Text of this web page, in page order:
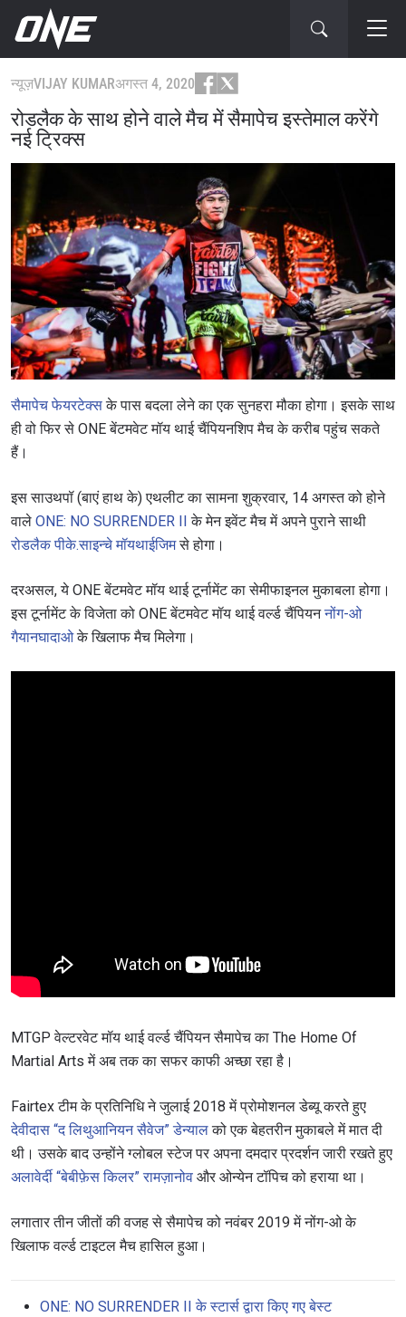
न्यूज़VIJAY KUMARअगस्त 4, 2020
रोडलैक के साथ होने वाले मैच में सैमापेच इस्तेमाल करेंगे
नई ट्रिक्स
सैमापेच फेयरटेक्सके पास बदला लेने का एक सुनहरा मौका होगा। इसके साथ
ही वो फिर से ONE बेंटमवेट मॉय थाई चैंपियनशिप मैच के करीब पहुंच सकते
हैं।
इस साउथपॉ (बाएं हाथ के) एथलीट का सामना शुक्रवार, 14 अगस्त को होने
वाले ONE: NO SURRENDER II के मेन इवेंट मैच में अपने पुराने साथी
रोडलैक पीके.साइन्चे मॉयथाईजिमसे होगा।
दरअसल, ये ONE बेंटमवेट मॉय थाई टूर्नामेंट का सेमीफाइनल मुकाबला होगा।
इस टूर्नामेंट के विजेता को ONE बेंटमवेट मॉय थाई वर्ल्ड चैंपियननोंग-ओ
गैयानघादाओके खिलाफ मैच मिलेगा।
MTGP वेल्टरवेट मॉय थाई वर्ल्ड चैंपियन सैमापेच का The Home Of
Martial Arts में अब तक का सफर काफी अच्छा रहा है।
Fairtex टीम के प्रतिनिधि ने जुलाई 2018 में प्रोमोशनल डेब्यू करते हुए
देवीदास “द लिथुआनियन सैवेज” डेन्यालको एक बेहतरीन मुकाबले में मात दी
थी। उसके बाद उन्होंने ग्लोबल स्टेज पर अपना दमदार प्रदर्शन जारी रखते हुए
अलावेर्दी “बेबीफ़ेस किलर” रामज़ानोव और ओन्येन टॉपिच को हराया था।
लगातार तीन जीतों की वजह से सैमापेच को नवंबर 2019 में नोंग-ओ के
खिलाफ वर्ल्ड टाइटल मैच हासिल हुआ।
ONE: NO SURRENDER II के स्टार्स द्वारा किए गए बेस्ट